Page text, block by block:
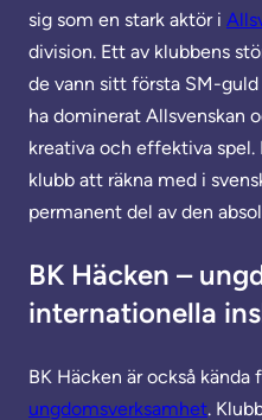
sig som en stark aktör i
division. Ett av klubbens
de vann sitt första SM-
ha dominerat Allsvenskan
kreativa och effektiva
klubb att räkna med i
permanent del av den
BK Häcken –
internationella
BK Häcken är också kända
ungdomsverksamhet.